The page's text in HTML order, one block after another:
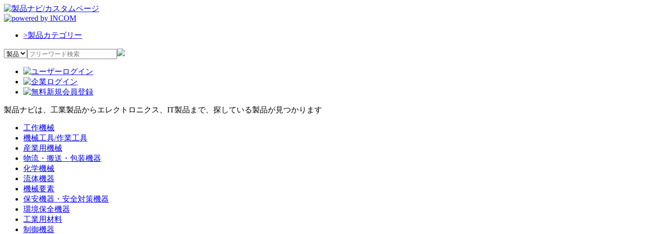
>製品カテゴリー
製品ナビは、工業製品からエレクトロニクス、IT製品まで、探している製品が見つかります
工作機械
機械工具/作業工具
産業用機械
物流・搬送・包装機器
化学機械
流体機器
機械要素
保安機器・安全対策機器
環境保全機器
工業用材料
制御機器